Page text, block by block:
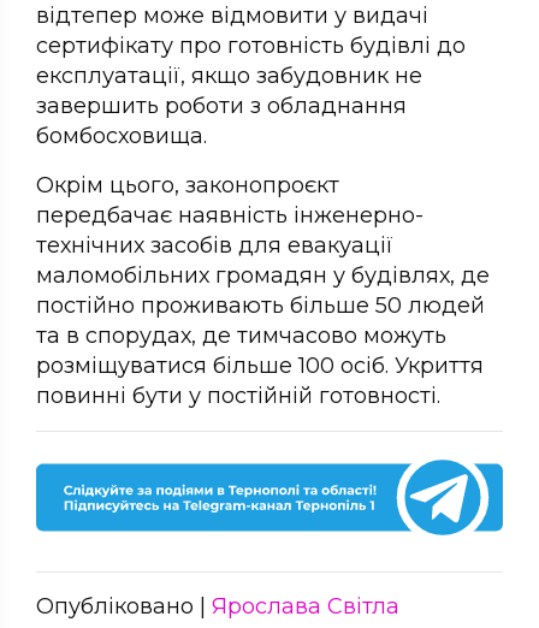
відтепер може відмовити у видачі
сертифікату про готовність будівлі до
експлуатації, якщо забудовник не
завершить роботи з обладнання
бомбосховища.
Окрім цього, законопроєкт
передбачає наявність інженерно-
технічних засобів для евакуації
маломобільних громадян у будівлях, де
постійно проживають більше 50 людей
та в спорудах, де тимчасово можуть
розміщуватися більше 100 осіб. Укриття
повинні бути у постійній готовності.
Опубліковано | Ярослава Світла